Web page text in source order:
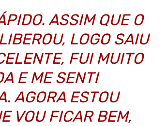
ASSIM QUE O
LOGO SAIU
FUI MUITO
E ME SENTI
AGORA ESTOU
VOU FICAR BEM,